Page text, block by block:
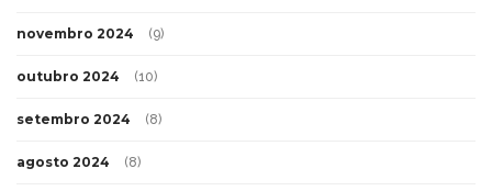
novembro 2024 (9)
outubro 2024 (10)
setembro 2024 (8)
agosto 2024 (8)